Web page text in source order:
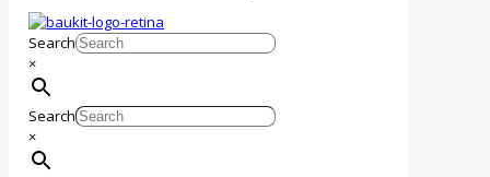
Search
×
Search
×